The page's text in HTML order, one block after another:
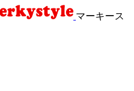
マーキース